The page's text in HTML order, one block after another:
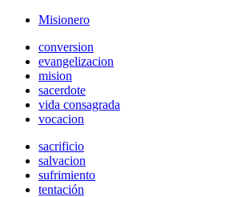
Misionero
conversion
evangelizacion
mision
sacerdote
vida consagrada
vocacion
sacrificio
salvacion
sufrimiento
tentación